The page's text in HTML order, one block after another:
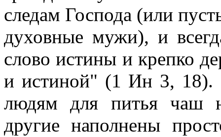
следам Господа (или
духовные мужи), и
слово истины и крепко
и истиной" (1 Ин 3, 18).
людям для питья чаш
другие наполнены